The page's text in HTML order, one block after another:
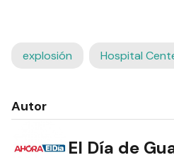
explosión Hospital
Autor
El Día de